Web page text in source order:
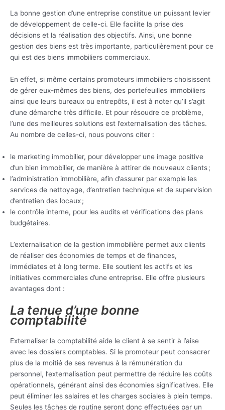
La bonne gestion d’une entreprise constitue un puissant levier
de développement de celle-ci. Elle facilite la prise des
décisions et la réalisation des objectifs. Ainsi, une bonne
gestion des biens est très importante, particulièrement pour ce
qui est des biens immobiliers commerciaux.
En effet, si même certains promoteurs immobiliers choisissent
de gérer eux-mêmes des biens, des portefeuilles immobiliers
ainsi que leurs bureaux ou entrepôts, il est à noter qu’il s’agit
d’une démarche très difficile. Et pour résoudre ce problème,
l’une des meilleures solutions est l’externalisation des tâches.
Au nombre de celles-ci, nous pouvons citer :
le marketing immobilier, pour développer une image positive
d’un bien immobilier, de manière à attirer de nouveaux clients ;
l’administration immobilière, afin d’assurer par exemple les
services de nettoyage, d’entretien technique et de supervision
d’entretien des locaux ;
le contrôle interne, pour les audits et vérifications des plans
budgétaires.
L’externalisation de la gestion immobilière permet aux clients
de réaliser des économies de temps et de finances,
immédiates et à long terme. Elle soutient les actifs et les
initiatives commerciales d’une entreprise. Elle offre plusieurs
avantages dont :
La tenue d’une bonne
comptabilité
Externaliser la comptabilité aide le client à se sentir à l’aise
avec les dossiers comptables. Si le promoteur peut consacrer
plus de la moitié de ses revenus à la rémunération du
personnel, l’externalisation peut permettre de réduire les coûts
opérationnels, générant ainsi des économies significatives. Elle
peut éliminer les salaires et les charges sociales à plein temps.
Seules les tâches de routine seront donc effectuées par un